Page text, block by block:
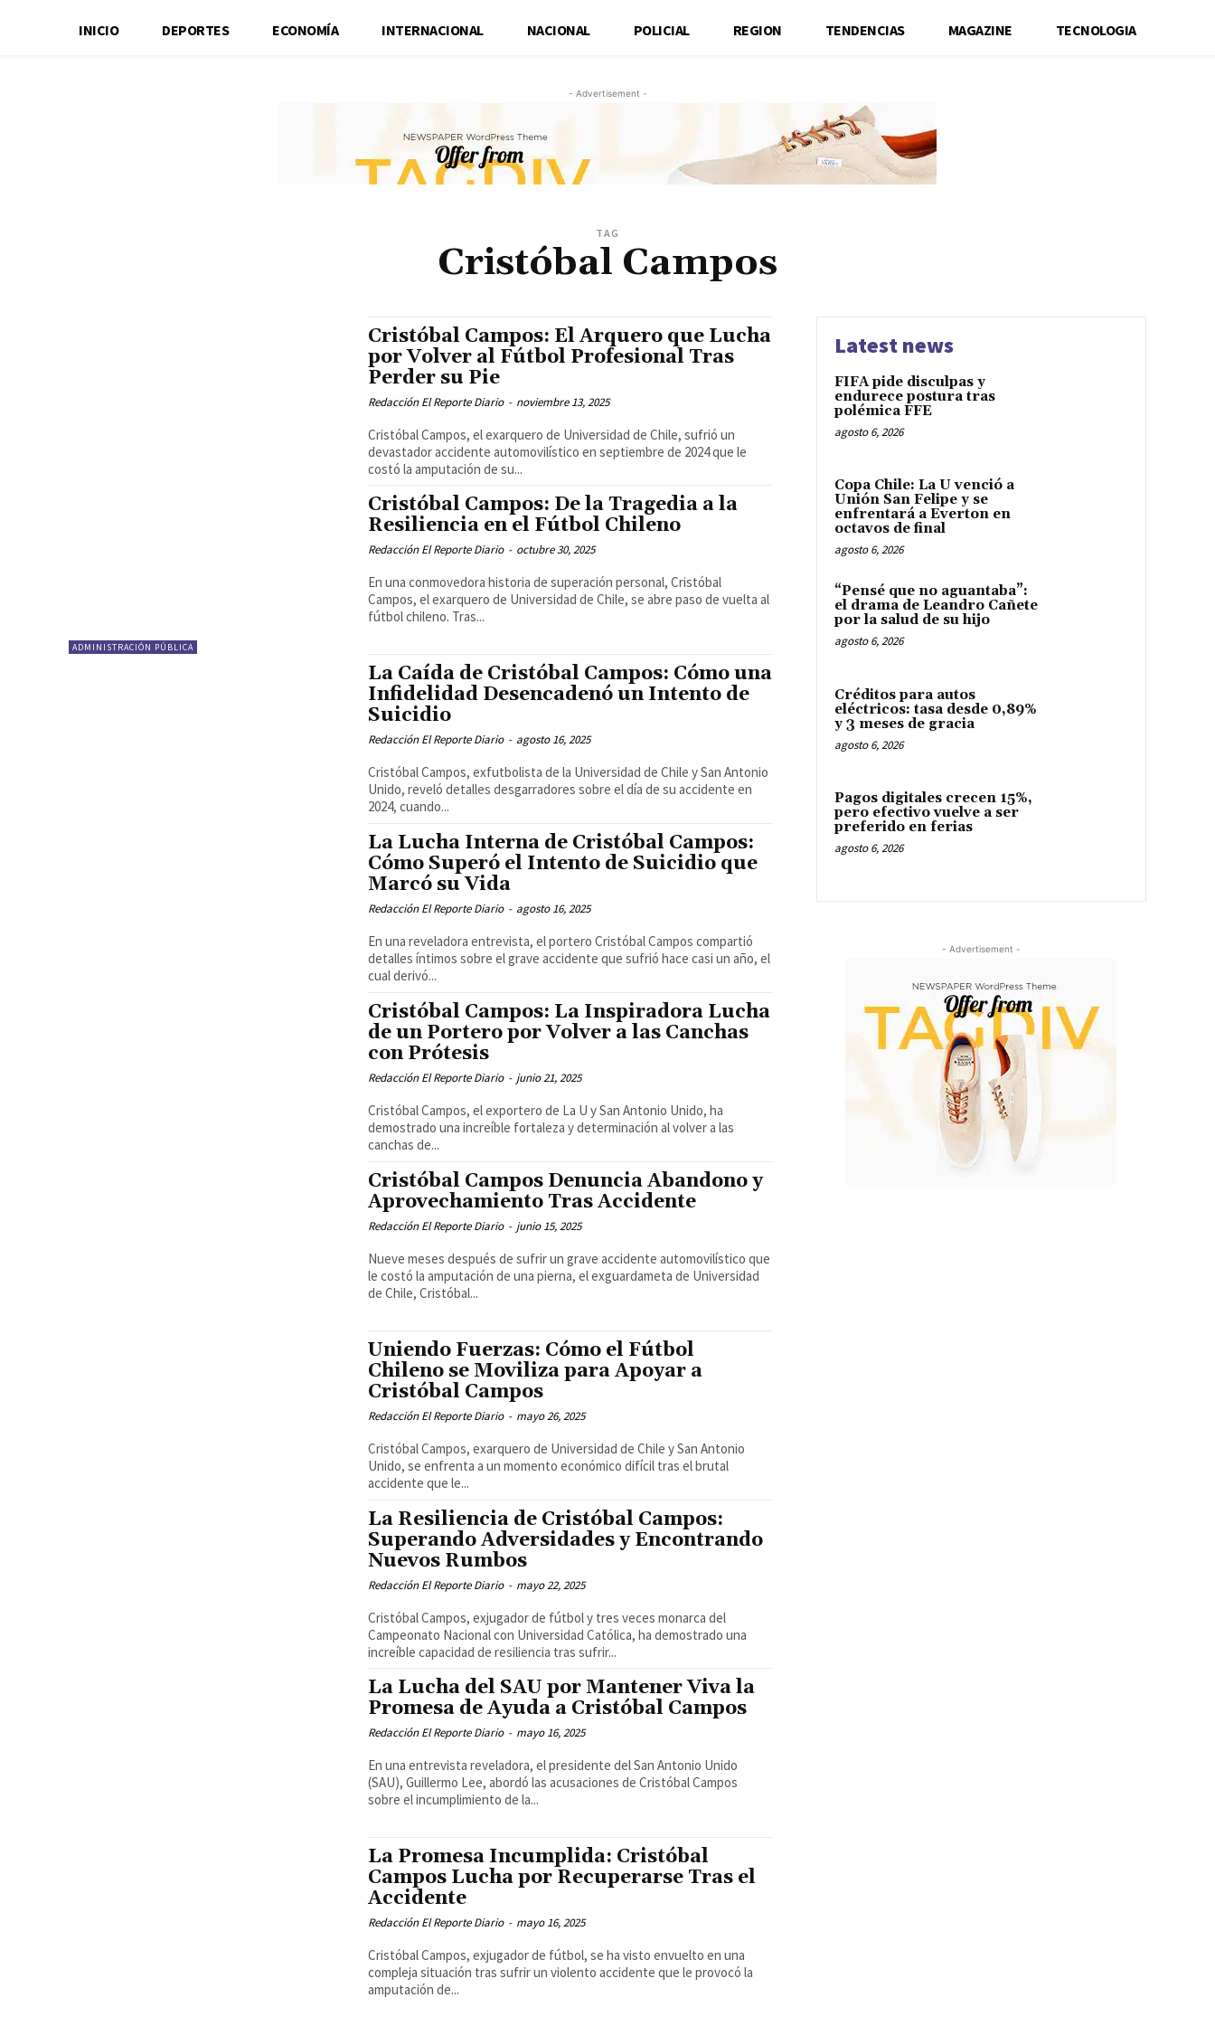
INICIO DEPORTES ECONOMÍA INTERNACIONAL NACIONAL POLICIAL REGION TENDENCIAS MAGAZINE TECNOLOGIA
- Advertisement -
TAG
Cristóbal Campos
Cristóbal Campos: El Arquero que Lucha
por Volver al Fútbol Profesional Tras
Perder su Pie
Redacción El Reporte Diario - noviembre 13, 2025
Cristóbal Campos, el exarquero de Universidad de Chile, sufrió un
devastador accidente automovilístico en septiembre de 2024 que le
costó la amputación de su...
ADMINISTRACIÓN PÚBLICA
Cristóbal Campos: De la Tragedia a la
Resiliencia en el Fútbol Chileno
Redacción El Reporte Diario - octubre 30, 2025
En una conmovedora historia de superación personal, Cristóbal
Campos, el exarquero de Universidad de Chile, se abre paso de vuelta al
fútbol chileno. Tras...
La Caída de Cristóbal Campos: Cómo una
Infidelidad Desencadenó un Intento de
Suicidio
Redacción El Reporte Diario - agosto 16, 2025
Cristóbal Campos, exfutbolista de la Universidad de Chile y San Antonio
Unido, reveló detalles desgarradores sobre el día de su accidente en
2024, cuando...
La Lucha Interna de Cristóbal Campos:
Cómo Superó el Intento de Suicidio que
Marcó su Vida
Redacción El Reporte Diario - agosto 16, 2025
En una reveladora entrevista, el portero Cristóbal Campos compartió
detalles íntimos sobre el grave accidente que sufrió hace casi un año, el
cual derivó...
Cristóbal Campos: La Inspiradora Lucha
de un Portero por Volver a las Canchas
con Prótesis
Redacción El Reporte Diario - junio 21, 2025
Cristóbal Campos, el exportero de La U y San Antonio Unido, ha
demostrado una increíble fortaleza y determinación al volver a las
canchas de...
Cristóbal Campos Denuncia Abandono y
Aprovechamiento Tras Accidente
Redacción El Reporte Diario - junio 15, 2025
Nueve meses después de sufrir un grave accidente automovilístico que
le costó la amputación de una pierna, el exguardameta de Universidad
de Chile, Cristóbal...
Uniendo Fuerzas: Cómo el Fútbol
Chileno se Moviliza para Apoyar a
Cristóbal Campos
Redacción El Reporte Diario - mayo 26, 2025
Cristóbal Campos, exarquero de Universidad de Chile y San Antonio
Unido, se enfrenta a un momento económico difícil tras el brutal
accidente que le...
La Resiliencia de Cristóbal Campos:
Superando Adversidades y Encontrando
Nuevos Rumbos
Redacción El Reporte Diario - mayo 22, 2025
Cristóbal Campos, exjugador de fútbol y tres veces monarca del
Campeonato Nacional con Universidad Católica, ha demostrado una
increíble capacidad de resiliencia tras sufrir...
La Lucha del SAU por Mantener Viva la
Promesa de Ayuda a Cristóbal Campos
Redacción El Reporte Diario - mayo 16, 2025
En una entrevista reveladora, el presidente del San Antonio Unido
(SAU), Guillermo Lee, abordó las acusaciones de Cristóbal Campos
sobre el incumplimiento de la...
La Promesa Incumplida: Cristóbal
Campos Lucha por Recuperarse Tras el
Accidente
Redacción El Reporte Diario - mayo 16, 2025
Cristóbal Campos, exjugador de fútbol, se ha visto envuelto en una
compleja situación tras sufrir un violento accidente que le provocó la
amputación de...
Latest news
FIFA pide disculpas y
endurece postura tras
polémica FFE
agosto 6, 2026
Copa Chile: La U venció a
Unión San Felipe y se
enfrentará a Everton en
octavos de final
agosto 6, 2026
“Pensé que no aguantaba”:
el drama de Leandro Cañete
por la salud de su hijo
agosto 6, 2026
Créditos para autos
eléctricos: tasa desde 0,89%
y 3 meses de gracia
agosto 6, 2026
Pagos digitales crecen 15%,
pero efectivo vuelve a ser
preferido en ferias
agosto 6, 2026
- Advertisement -